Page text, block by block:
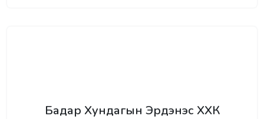
Бадар Хундагын Эрдэнэс ХХК